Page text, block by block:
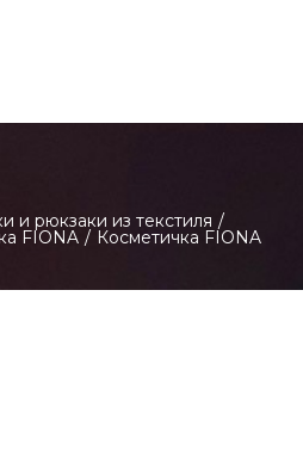
и рюкзаки из текстиля /
FIONA / Косметичка FIONA